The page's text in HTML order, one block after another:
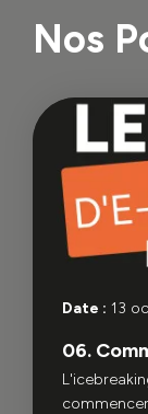
Nos
Date : 13
06.